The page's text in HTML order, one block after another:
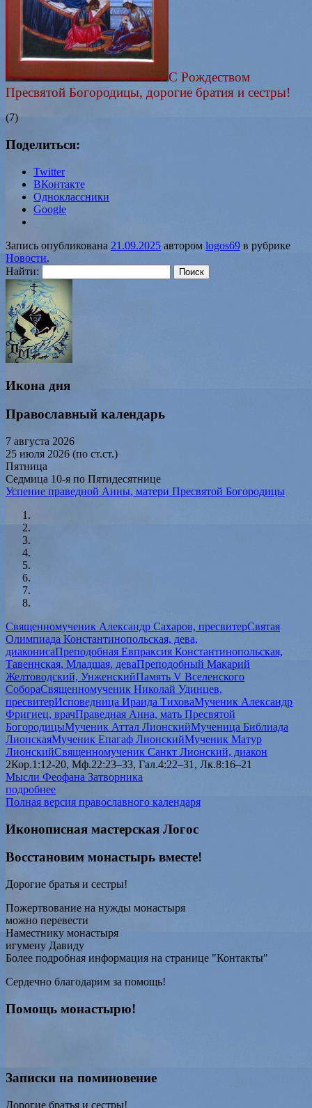
С Рождеством
Пресвятой Богородицы, дорогие братия и сестры!
(7)
Поделиться:
Twitter
ВКонтакте
Одноклассники
Google
Запись опубликована 21.09.2025 автором logos69 в рубрике
Новости.
Найти:
Икона дня
Православный календарь
7 августа 2026
25 июля 2026 (по ст.ст.)
Пятница
Седмица 10-я по Пятидесятнице
Успение праведной Анны, матери Пресвятой Богородицы
Священномученик Александр Сахаров, пресвитерСвятая
Олимпиада Константинопольская, дева,
диаконисаПреподобная Евпраксия Константинопольская,
Тавеннская, Младшая, деваПреподобный Макарий
Желтоводский, УнженскийПамять V Вселенского
СобораСвященномученик Николай Удинцев,
пресвитерИсповедница Ираида ТиховаМученик Александр
Фригиец, врачПраведная Анна, мать Пресвятой
БогородицыМученик Аттал ЛионскийМученица Библиада
ЛионскаяМученик Епагаф ЛионскийМученик Матур
ЛионскийСвященномученик Санкт Лионский, диакон
2Кор.1:12-20, Мф.22:23–33, Гал.4:22–31, Лк.8:16–21
Мысли Феофана Затворника
подробнее
Полная версия православного календаря
Иконописная мастерская Логос
Восстановим монастырь вместе!
Дорогие братья и сестры!
Пожертвование на нужды монастыря
можно перевести
Наместнику монастыря
игумену Давиду
Более подробная информация на странице "Контакты"
Сердечно благодарим за помощь!
Помощь монастырю!
Записки на поминовение
Дорогие братья и сестры!